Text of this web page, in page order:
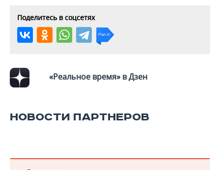
Поделитесь в соцсетях
«Реальное время» в Дзен
НОВОСТИ ПАРТНЕРОВ